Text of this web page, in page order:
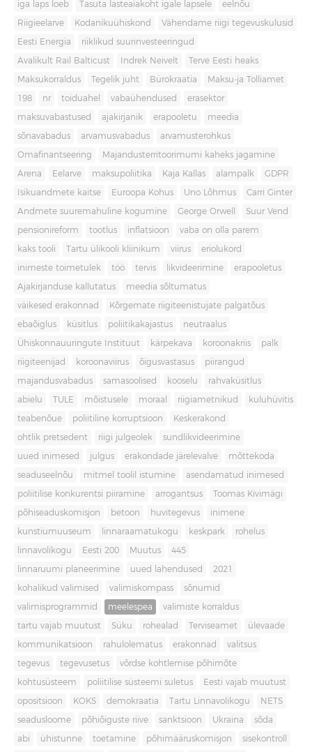
iga laps loeb Tasuta lasteaiakoht igale lapsele eelnõu
Riigieelarve Kodanikuühiskond Vähendame riigi tegevuskulusid
Eesti Energia riiklikud suurinvesteeringud
Avalikult Rail Balticust Indrek Neivelt Terve Eesti heaks
Maksukorraldus Tegelik juht Bürokraatia Maksu-ja Tolliamet
198 nr toiduahel vabaühendused erasektor
maksuvabastused ajakirjanik erapooletu meedia
sõnavabadus arvamusvabadus arvamusterohkus
Omafinantseering Majandusterritoorimumi kaheks jagamine
Arena Eelarve maksupoliitika Kaja Kallas alampalk GDPR
Isikuandmete kaitse Euroopa Kohus Uno Lõhmus Carri Ginter
Andmete suuremahuline kogumine George Orwell Suur Vend
pensionireform tootlus inflatsioon vaba on olla parem
kaks tooli Tartu ülikooli kliinikum viirus eriolukord
inimeste toimetulek töö tervis likvideerimine erapooletus
Ajakirjanduse kallutatus meedia sõltumatus
väikesed erakonnad Kõrgemate riigiteenistujate palgatõus
ebaõiglus küsitlus poliitikakajastus neutraalus
Ühiskonnauuringute Instituut kärpekava koroonakriis palk
riigiteenijad koroonaviirus õigusvastasus piirangud
majandusvabadus samasoolised kooselu rahvaküsitlus
abielu TULE mõistusele moraal riigiametnikud kuluhüvitis
teabenõue poliitiline korruptsioon Keskerakond
ohtlik pretsedent riigi julgeolek sundlikvideerimine
uued inimesed julgus erakondade järelevalve mõttekoda
seaduseelnõu mitmel toolil istumine asendamatud inimesed
poliitilise konkurentsi piiramine arrogantsus Toomas Kivimägi
põhiseaduskomisjon betoon huvitegevus inimene
kunstiumuuseum linnaraamatukogu keskpark rohelus
linnavolikogu Eesti 200 Muutus 445
linnaruumi planeerimine uued lahendused 2021
kohalikud valimised valimiskompass sõnumid
valimisprogrammid meelespea valimiste korraldus
tartu vajab muutust Süku rohealad Terviseamet ülevaade
kommunikatsioon rahulolematus erakonnad valitsus
tegevus tegevusetus võrdse kohtlemise põhimõte
kohtusüsteem poliitilise süsteemi suletus Eesti vajab muutust
opositsioon KOKS demokraatia Tartu Linnavolikogu NETS
seadusloome põhiõiguste riive sanktsioon Ukraina sõda
abi ühistunne toetamine põhimääruskomisjon sisekontroll